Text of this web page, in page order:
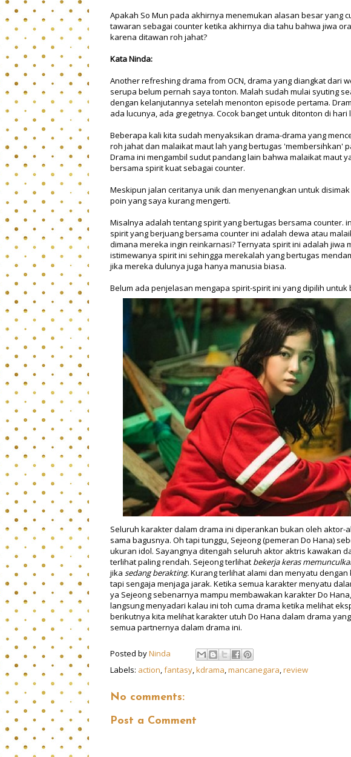
Apakah So Mun pada akhirnya menemukan alasan besar yang
tawaran sebagai counter ketika akhirnya dia tahu bahwa jiwa
karena ditawan roh jahat?
Kata Ninda:
Another refreshing drama from OCN, drama yang diangkat dari
serupa belum pernah saya tonton. Malah sudah mulai syuting
dengan kelanjutannya setelah menonton episode pertama.
ada lucunya, ada gregetnya. Cocok banget untuk ditonton di hari
Beberapa kali kita sudah menyaksikan drama-drama yang
roh jahat dan malaikat maut lah yang bertugas 'membersihkan'
Drama ini mengambil sudut pandang lain bahwa malaikat maut
bersama spirit kuat sebagai counter.
Meskipun jalan ceritanya unik dan menyenangkan untuk
poin yang saya kurang mengerti.
Misalnya adalah tentang spirit yang bertugas bersama counter.
spirit yang berjuang bersama counter ini adalah dewa atau
dimana mereka ingin reinkarnasi? Ternyata spirit ini adalah jiwa
istimewanya spirit ini sehingga merekalah yang bertugas
jika mereka dulunya juga hanya manusia biasa.
Belum ada penjelasan mengapa spirit-spirit ini yang dipilih
Seluruh karakter dalam drama ini diperankan bukan oleh
sama bagusnya. Oh tapi tunggu, Sejeong (pemeran Do Hana)
ukuran idol. Sayangnya ditengah seluruh aktor aktris kawakan
terlihat paling rendah. Sejeong terlihat bekerja keras
jika sedang berakting.Kurang terlihat alami dan menyatu
tapi sengaja menjaga jarak. Ketika semua karakter menyatu
ya Sejeong sebenarnya mampu membawakan karakter Do
langsung menyadari kalau ini toh cuma drama ketika melihat
berikutnya kita melihat karakter utuh Do Hana dalam drama
semua partnernya dalam drama ini.
Posted byNinda
Labels: action,fantasy,kdrama,mancanegara,review
No comments:
Post a Comment